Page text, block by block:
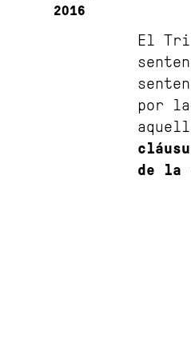
El
por
de la
2016